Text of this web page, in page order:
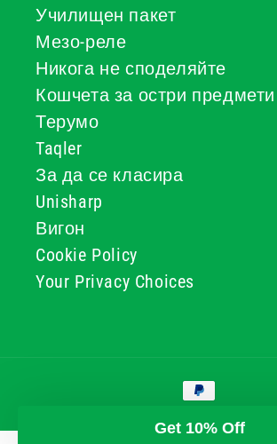
Училищен пакет
Мезо-реле
Никога не споделяйте
Кошчета за остри предмети
Терумо
Taqler
За да се класира
Unisharp
Вигон
Cookie Policy
Your Privacy Choices
Начини
© 2026, GG & BB Limited t/a UKMEDI
Get 10% Off